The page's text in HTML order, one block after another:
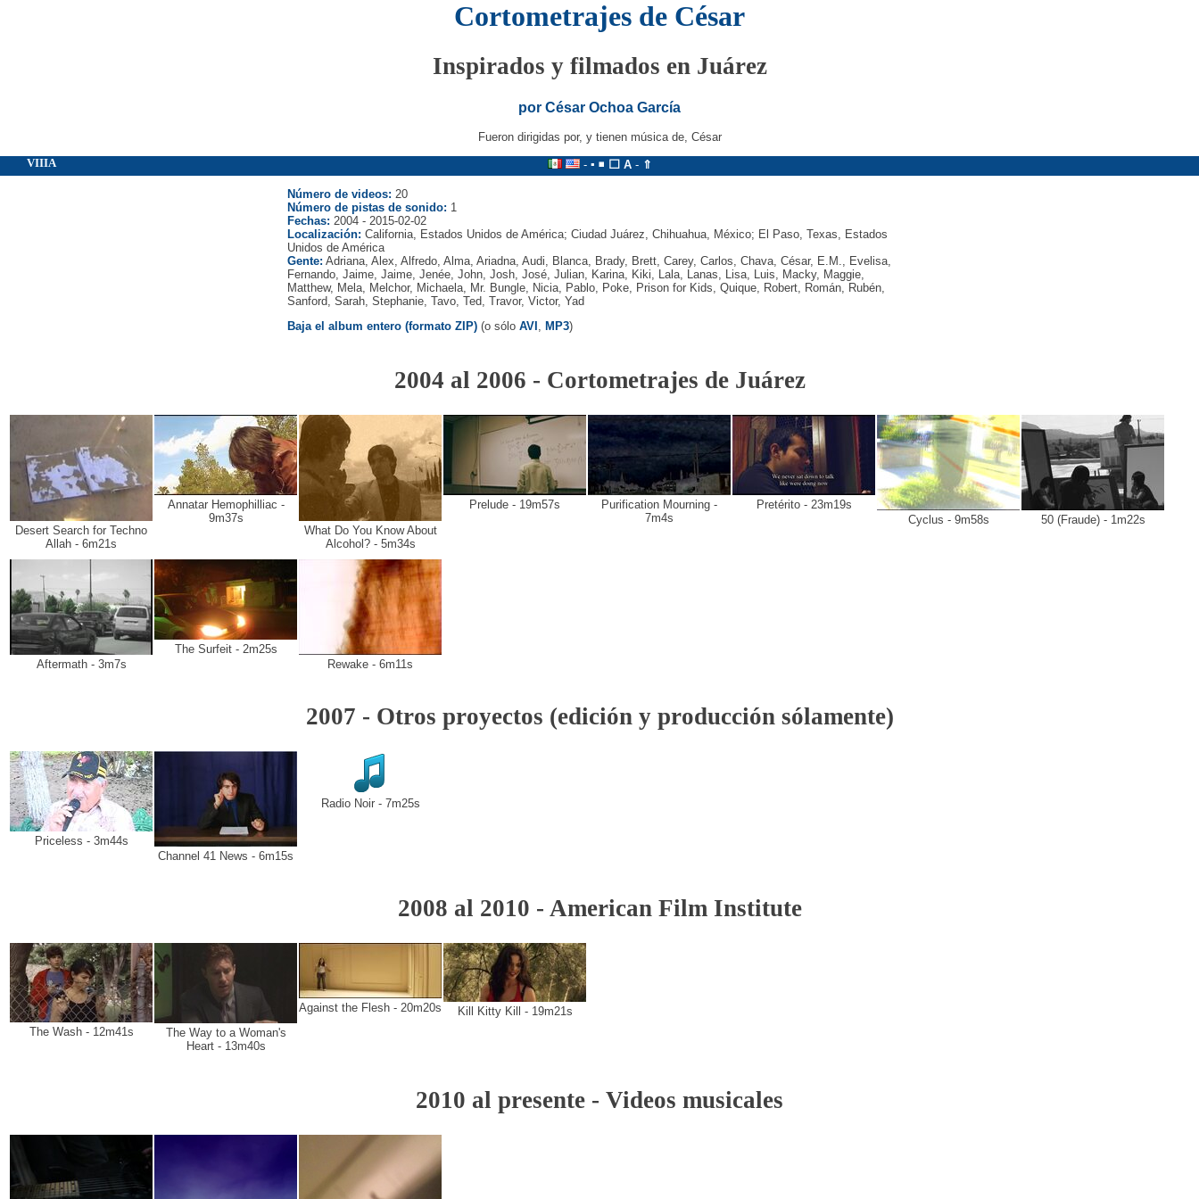
Cortometrajes de César
Inspirados y filmados en Juárez
por César Ochoa García
Fueron dirigidas por, y tienen música de, César
VIIIA
- ▪ ◾ ⬜ A - ⇑
Número de videos: 20
Número de pistas de sonido: 1
Fechas: 2004 - 2015-02-02
Localización: California, Estados Unidos de América; Ciudad Juárez, Chihuahua, México; El Paso, Texas, Estados
Unidos de América
Gente: Adriana, Alex, Alfredo, Alma, Ariadna, Audi, Blanca, Brady, Brett, Carey, Carlos, Chava, César, E.M., Evelisa,
Fernando, Jaime, Jaime, Jenée, John, Josh, José, Julian, Karina, Kiki, Lala, Lanas, Lisa, Luis, Macky, Maggie,
Matthew, Mela, Melchor, Michaela, Mr. Bungle, Nicia, Pablo, Poke, Prison for Kids, Quique, Robert, Román, Rubén,
Sanford, Sarah, Stephanie, Tavo, Ted, Travor, Victor, Yad
Baja el album entero (formato ZIP) (o sólo AVI , MP3)
2004 al 2006 - Cortometrajes de Juárez
Desert Search for Techno
Allah - 6m21s
Annatar Hemophilliac -
9m37s
What Do You Know About
Alcohol? - 5m34s
Prelude - 19m57s
Purification Mourning -
7m4s
Pretérito - 23m19s
Cyclus - 9m58s
50 (Fraude) - 1m22s
Aftermath - 3m7s
The Surfeit - 2m25s
Rewake - 6m11s
2007 - Otros proyectos (edición y producción sólamente)
Priceless - 3m44s
Channel 41 News - 6m15s
Radio Noir - 7m25s
2008 al 2010 - American Film Institute
The Wash - 12m41s
The Way to a Woman's
Heart - 13m40s
Against the Flesh - 20m20s Kill Kitty Kill - 19m21s
2010 al presente - Videos musicales